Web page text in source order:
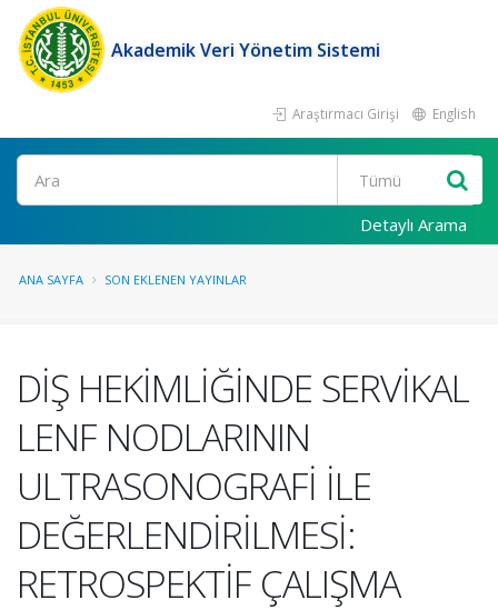
Akademik Veri Yönetim Sistemi
Araştırmacı Girişi English
Ara
Detaylı Arama
ANA SAYFA SON EKLENEN YAYINLAR
DİŞ HEKİMLİĞİNDE SERVİKAL
LENF NODLARININ
ULTRASONOGRAFİ İLE
DEĞERLENDİRİLMESİ:
RETROSPEKTİF ÇALIŞMA